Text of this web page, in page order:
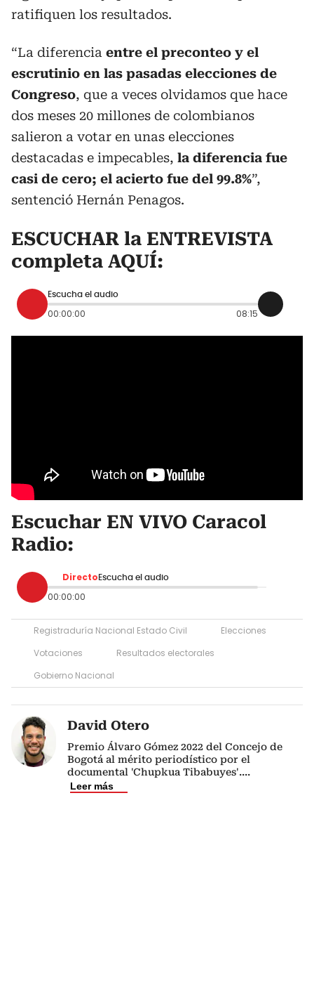
ratifiquen los resultados.
“La diferencia entre el preconteo y el
escrutinio en las pasadas elecciones de
Congreso, que a veces olvidamos que hace
dos meses 20 millones de colombianos
salieron a votar en unas elecciones
destacadas e impecables, la diferencia fue
casi de cero; el acierto fue del 99.8%”,
sentenció Hernán Penagos.
ESCUCHAR la ENTREVISTA
completa AQUÍ:
Escucha el audio
00:00:00 08:15
Escuchar EN VIVO Caracol
Radio:
Directo Escucha el audio
00:00:00
Registraduría Nacional Estado Civil
Elecciones
Votaciones
Resultados electorales
Gobierno Nacional
David Otero
Premio Álvaro Gómez 2022 del Concejo de
Bogotá al mérito periodístico por el
documental 'Chupkua Tibabuyes'....
Leer más